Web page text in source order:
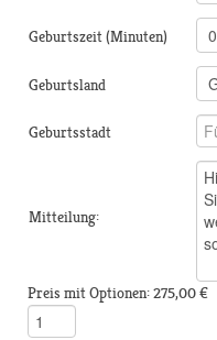
Geburtszeit (Minuten)
Geburtsland
Geburtsstadt
Mitteilung:
Preis mit Optionen:275,00 €